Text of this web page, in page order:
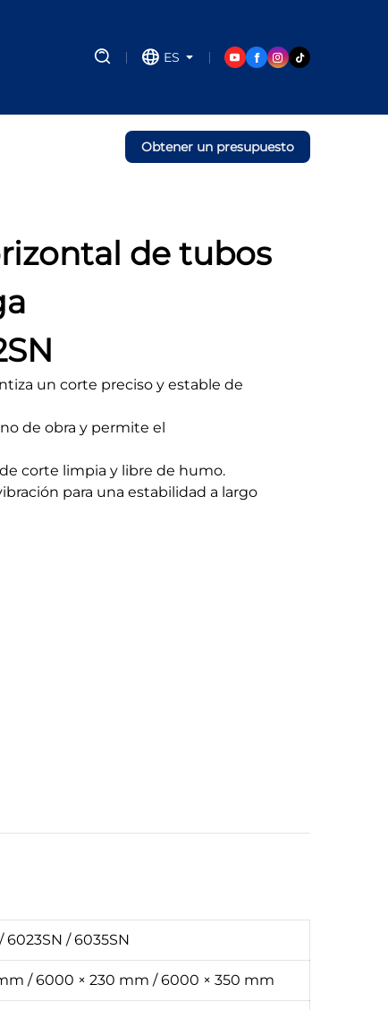
ES
Obtener un presupuesto
de tubos
un corte preciso y estable de
de obra y permite el
corte limpia y libre de humo.
para una estabilidad a largo
6023SN / 6035SN
/ 6000 × 230 mm / 6000 × 350 mm